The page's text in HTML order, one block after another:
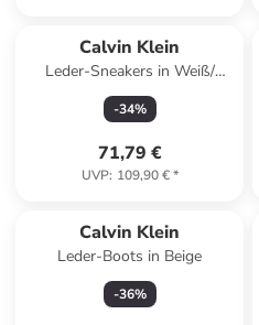
Calvin Klein
Leder-Sneakers in Weiß/
Creme
-34%
71,79 €
UVP: 109,90 €*
Calvin Klein
Leder-Boots in Beige
-36%